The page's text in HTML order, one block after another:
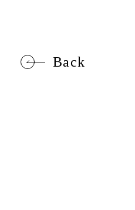
Back